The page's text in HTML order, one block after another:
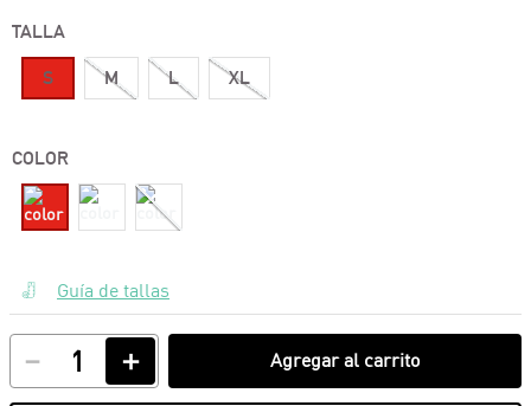
TALLA
S M L XL
COLOR
Guía de tallas
＋
－ Agregar al carrito